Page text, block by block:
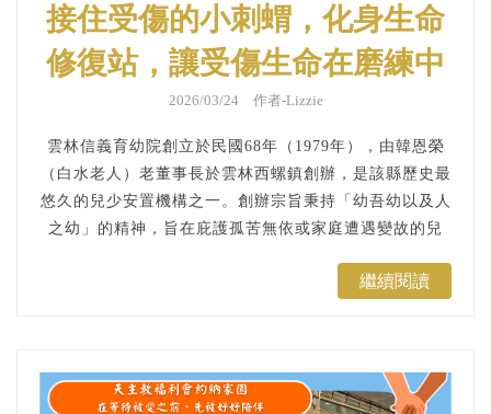
接住受傷的小刺蝟，化身生命
修復站，讓受傷生命在磨練中
找回自信：信義育幼院｜育幼
院拜訪日記
2026/03/24 作者-Lizzie
雲林信義育幼院創立於民國68年（1979年），由韓恩榮
（白水老人）老董事長於雲林西螺鎮創辦，是該縣歷史最
悠久的兒少安置機構之一。創辦宗旨秉持「幼吾幼以及人
之幼」的精神，旨在庇護孤苦無依或家庭遭遇變故的兒
輕社會問題，積極面則透過教育促進健全人格的培養。...
繼續閱讀